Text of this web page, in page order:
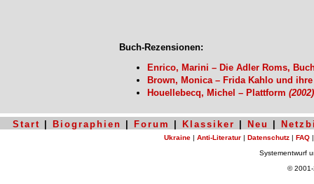
Buch-Rezensionen:
Enrico, Marini – Die Adler Roms,
Brown, Monica – Frida Kahlo und
Houellebecq, Michel – Plattform (2002)
Start Biographien Forum Klassiker Neu
Ukraine | Anti-Literatur | Datenschutz | FAQ
Systementwurf
©